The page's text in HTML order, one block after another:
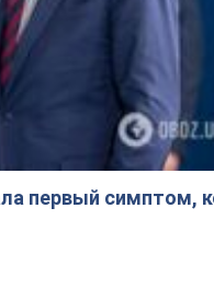
первый симптом,